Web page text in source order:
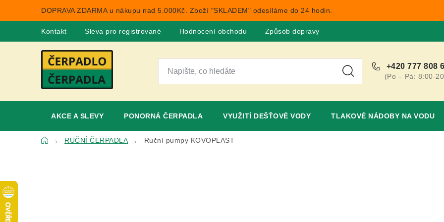
DOPRAVA ZDARMA u nákupu nad 5.000Kč. Zboží "SKLADEM" odesíláme do 24 hodin.
Kontakt Sleva pro registrované Hodnocení obchodu Způsob dopravy
+420 777 808
(Po – Pá: 8:00-
AKCE A SLEVY PONORNÁ ČERPADLA VYUŽITÍ DEŠŤOVÉ VODY TLAKOVÉ NÁDOBY NA VODU
DomůRUČNÍ ČERPADLA Ruční pumpy KOVOPLAST